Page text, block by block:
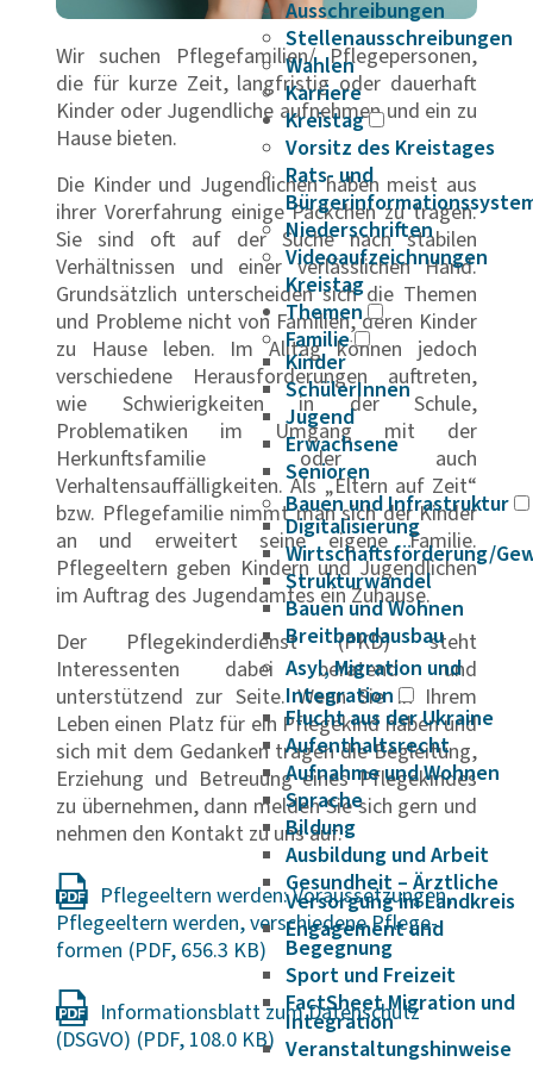
Ausschreibungen
Stellenausschreibungen
Wahlen
Karriere
Kreistag
Vorsitz des Kreistages
Rats- und
Niederschriften
Videoaufzeichnungen
Kreistag
Themen
Familie
Kinder
SchülerInnen
Jugend
Erwachsene
Senioren
Bauen und Infrastruktur
Digitalisierung
Wirtschaftsförderung/
Strukturwandel
Bauen und Wohnen
Breitbandausbau
Asyl, Migration und
Integration
Flucht aus der Ukraine
Aufenthaltsrecht
Aufnahme und Wohnen
Sprache
Bildung
Ausbildung und Arbeit
Gesundheit – Ärztliche
Versorgung im Landkreis
Engagement und
Begegnung
Sport und Freizeit
FactSheet Migration und
Integration
Veranstaltungshinweise
Wir suchen Pflegefamilien/ Pflegepersonen,
die für kurze Zeit, langfristig oder dauerhaft
Kinder oder Jugendliche aufnehmen und ein zu
Hause bieten.
Die Kinder und Jugendlichen haben meist aus
ihrer Vorerfahrung einige Päckchen zu tragen.
Sie sind oft auf der Suche nach stabilen
Verhältnissen und einer verlässlichen Hand.
Grundsätzlich unterscheiden sich die Themen
und Probleme nicht von Familien, deren Kinder
zu Hause leben. Im Alltag können jedoch
verschiedene Herausforderungen auftreten,
wie Schwierigkeiten in der Schule,
Problematiken im Umgang mit der
Herkunftsfamilie oder auch
Verhaltensauffälligkeiten. Als „Eltern auf Zeit“
bzw. Pflegefamilie nimmt man sich der Kinder
an und erweitert seine eigene Familie.
Pflegeeltern geben Kindern und Jugendlichen
im Auftrag des Jugendamtes ein Zuhause.
Der Pflegekinderdienst (PKD) steht
Interessenten dabei beratend und
unterstützend zur Seite. Wenn Sie in Ihrem
Leben einen Platz für ein Pflegekind haben und
sich mit dem Gedanken tragen die Begleitung,
Erziehung und Betreuung eines Pflegekindes
zu übernehmen, dann melden Sie sich gern und
nehmen den Kontakt zu uns auf.
Pfle­ge­el­tern werden: Voraus­set­zungen,
Pfle­ge­el­tern werden, verschie­dene Pfle­ge­
formen
Infor­ma­ti­ons­blatt zum Daten­schutz
(DSGVO)